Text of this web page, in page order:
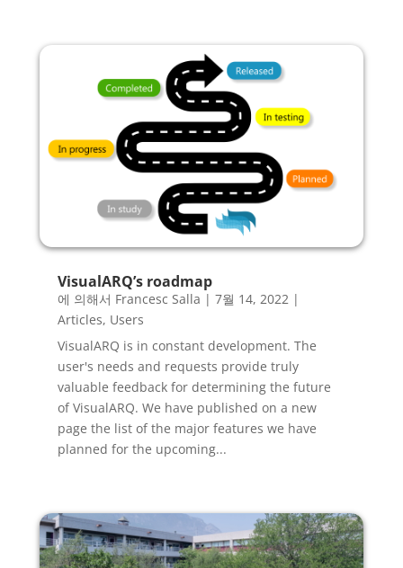
VisualARQ’s roadmap
에 의해서 Francesc Salla | 7월 14, 2022|
Articles, Users
VisualARQ is in constant development. The
user's needs and requests provide truly
valuable feedback for determining the future
of VisualARQ. We have published on a new
page the list of the major features we have
planned for the upcoming...